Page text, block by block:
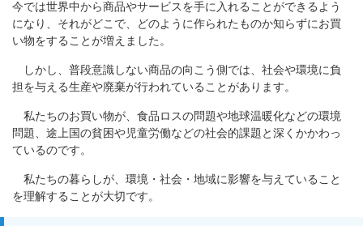
今では世界中から商品やサービスを手に入れることができるよう
になり、それがどこで、どのように作られたものか知らずにお買
い物をすることが増えました。
しかし、普段意識しない商品の向こう側では、社会や環境に負
担を与える生産や廃棄が行われていることがあります。
私たちのお買い物が、食品ロスの問題や地球温暖化などの環境
問題、途上国の貧困や児童労働などの社会的課題と深くかかわっ
ているのです。
私たちの暮らしが、環境・社会・地域に影響を与えていること
を理解することが大切です。